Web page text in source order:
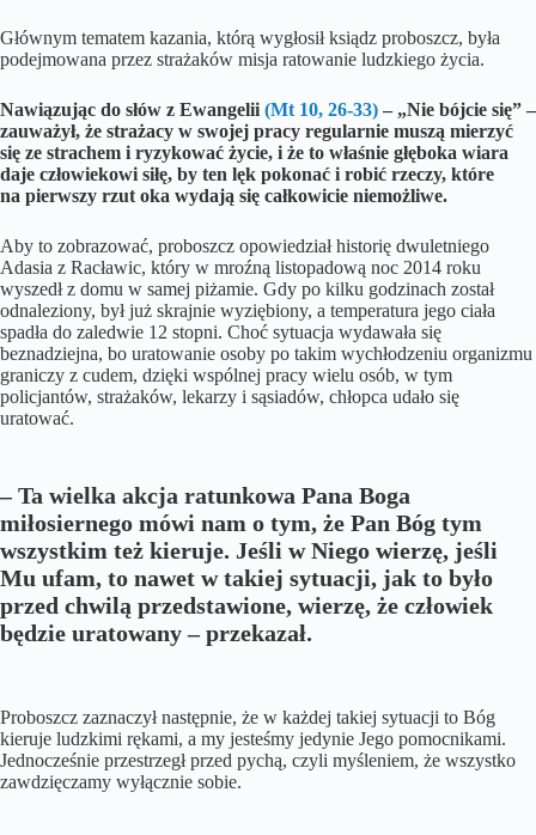
Głównym tematem kazania, którą wygłosił ksiądz proboszcz, była
podejmowana przez strażaków misja ratowanie ludzkiego życia.
Nawiązując do słów z Ewangelii (Mt 10, 26-33) – „Nie bójcie się” –
zauważył, że strażacy w swojej pracy regularnie muszą mierzyć
się ze strachem i ryzykować życie, i że to właśnie głęboka wiara
daje człowiekowi siłę, by ten lęk pokonać i robić rzeczy, które
na pierwszy rzut oka wydają się całkowicie niemożliwe.
Aby to zobrazować, proboszcz opowiedział historię dwuletniego
Adasia z Racławic, który w mroźną listopadową noc 2014 roku
wyszedł z domu w samej piżamie. Gdy po kilku godzinach został
odnaleziony, był już skrajnie wyziębiony, a temperatura jego ciała
spadła do zaledwie 12 stopni. Choć sytuacja wydawała się
beznadziejna, bo uratowanie osoby po takim wychłodzeniu organizmu
graniczy z cudem, dzięki wspólnej pracy wielu osób, w tym
policjantów, strażaków, lekarzy i sąsiadów, chłopca udało się
uratować.
– Ta wielka akcja ratunkowa Pana Boga
miłosiernego mówi nam o tym, że Pan Bóg tym
wszystkim też kieruje. Jeśli w Niego wierzę, jeśli
Mu ufam, to nawet w takiej sytuacji, jak to było
przed chwilą przedstawione, wierzę, że człowiek
będzie uratowany – przekazał.
Proboszcz zaznaczył następnie, że w każdej takiej sytuacji to Bóg
kieruje ludzkimi rękami, a my jesteśmy jedynie Jego pomocnikami.
Jednocześnie przestrzegł przed pychą, czyli myśleniem, że wszystko
zawdzięczamy wyłącznie sobie.